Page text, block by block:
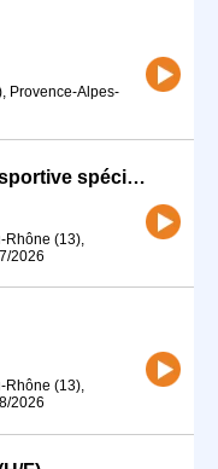
Provence-Alpes-
Educateur sportif / Educatrice sportive spécialisé(e) en activité (H/F)
(13),
2026
Rhône (13),
2026